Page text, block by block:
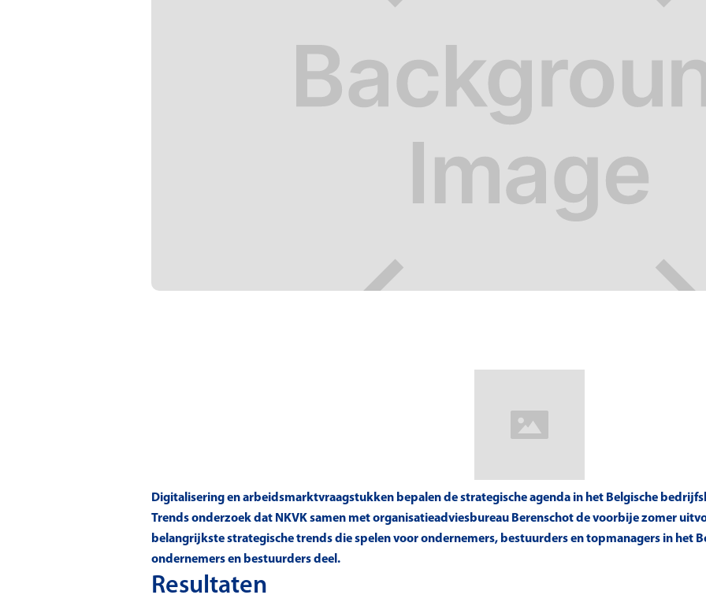
Digitalisering en arbeidsmarktvraagstukken bepalen de strategische agenda in het Belgische
Trends onderzoek dat NKVK samen met organisatieadviesbureau Berenschot de voorbije zomer
belangrijkste strategische trends die spelen voor ondernemers, bestuurders en topmanagers in het
ondernemers en bestuurders deel.
Resultaten